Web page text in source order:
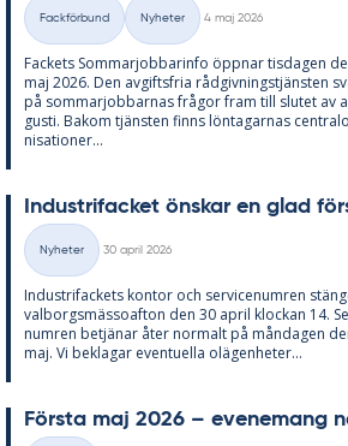
Kategorier
Fackförbund Nyheter
4 maj 2026
Fac­kets Som­mar­job­ba­rin­fo öpp­nar tis­da­gen
maj 2026. Den av­gifts­fria råd­giv­nings­tjäns­ten
på som­mar­job­bar­nas frå­gor fram till slu­tet av
gusti. Bakom tjäns­ten fin­ns lön­ta­gar­nas
ni­sa­tio­ner...
In­du­stri­fac­ket öns­kar en glad
Kategorier
Nyheter
30 april 2026
In­du­stri­fac­kets kon­tor och ser­vice­num­ren
val­borgs­mäs­so­af­ton den 30 april kloc­kan 14.
num­ren be­tjä­nar åter nor­malt på mån­da­gen
maj. Vi be­kla­gar even­tu­el­la olä­gen­he­ter...
Förs­ta maj 2026 – eve­ne­mang